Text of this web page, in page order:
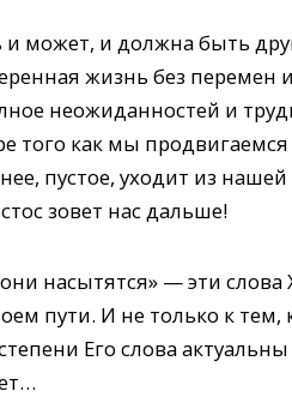
может, и должна быть
жизнь без перемен
неожиданностей и
того как мы
пустое, уходит из
зовет нас дальше!
насытятся» — эти слова
пути. И не только к
Его слова